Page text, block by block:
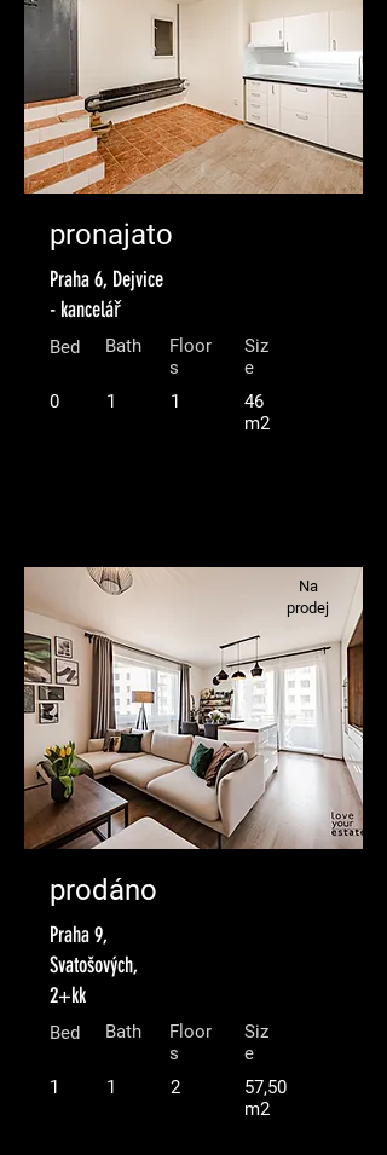
pronajato
Praha 6, Dejvice
- kancelář
Bed
0
Bath
1
Floor
s
1
Siz
e
46
m2
Na
prodej
prodáno
Praha 9,
Svatošových,
2+kk
Bed
1
Bath
1
Floor
s
2
Siz
e
57,50
m2